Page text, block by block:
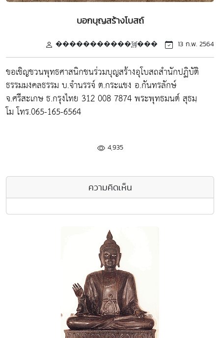
บอกบุญสร้างโบสถ์
�����������ѯʧ��� 13 ก.พ. 2564
ขอเชิญชวนพุทธศาสนิกชนร่วมบุญสร้างอุโบสถสำนักปฏิบัติ
ธรรมมงคลธรรม บ.จำนรรจ์ ต.กระแชง อ.กันทรลักษ์
จ.ศรีสะเกษ ธ.กรุงไทย 312 008 7874 พระพุทธมนต์ สุธมฺ
โม โทร.065-165-6564
4,935
ความคิดเห็น